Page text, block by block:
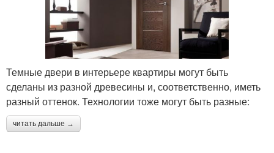
Темные двери в интерьере квартиры могут быть
сделаны из разной древесины и, соответственно, иметь
разный оттенок. Технологии тоже могут быть разные:
читать дальше →